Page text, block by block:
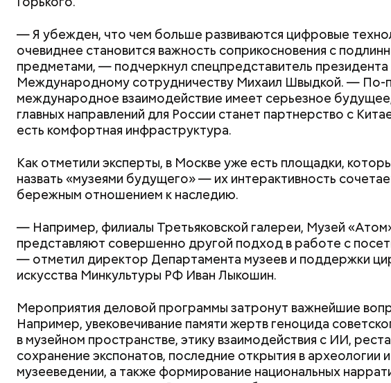
— Я убежден, что чем больше развиваются цифровые
очевиднее становится важность соприкосновения с
предметами, — подчеркнул спецпредставитель президента
Международному сотрудничеству Михаил Швыдкой. — По-
международное взаимодействие имеет серьезное
главных направлений для России станет партнерство с
есть комфортная инфраструктура.
Как отметили эксперты, в Москве уже есть площадки,
назвать «музеями будущего» — их интерактивность
бережным отношением к наследию.
— Например, филиалы Третьяковской галереи, Музей
представляют совершенно другой подход в работе с
— отметил директор Департамента музеев и поддержки
искусства Минкультуры РФ Иван Лыкошин.
Мероприятия деловой программы затронут важнейшие
Например, увековечивание памяти жертв геноцида
в музейном пространстве, этику взаимодействия с ИИ,
сохранение экспонатов, последние открытия в археологии и
музееведении, а также формирование национальных
— То, что вы видите, — не пререндеренный ролик. Это не
«картинка на стене». Это интерактивная среда. Она живая.
зависит от положения камеры. Поворачиваете объектив —
поворачивается вместе с вами. Наклоняете — меняется
Куратор
Кинопарк
вдохновляет
творчество
экзотикой. Но здесь, в «Москино», она получила
масштаб.
Другое наше достижение — возрождение регулярного
движения. Сегодня в Москве работают три маршрута и 31
электросудно, установлены 24 плавучих причала.
электросуда не загрязняют окружающую среду. Это первый
— Одно из самых заметных направлений вашей
проверка оплаты проезда контролерами. Как правильно
поездку в транспорте?
Дебошир и «гроза»
силовиков: кто такой Роберт
Гилман, которого просят
Маникюр
украшу: тренды